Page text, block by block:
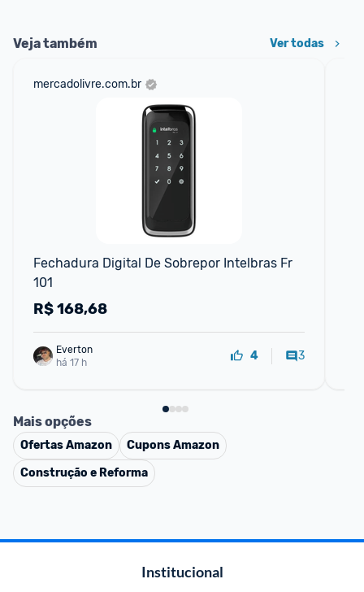
Veja também Ver todas
mercadolivre.com.br
Fechadura Digital De Sobrepor Intelbras Fr
101
R$168,68
Everton
há 17 h
4 3
Mais opções
OfertasAmazon CuponsAmazon
Construção e Reforma
Institucional